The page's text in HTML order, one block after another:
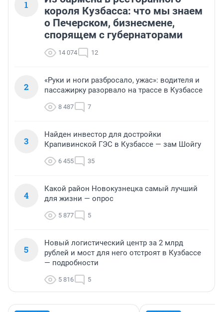
1
короля Кузбасса: что мы знаем
о Печерском, бизнесмене,
спорящем с губернаторами
14 074 12
2
«Руки и ноги разбросало, ужас»: водителя и
пассажирку разорвало на трассе в Кузбассе
8 487 7
3
Найден инвестор для достройки
Крапивинской ГЭС в Кузбассе — зам Шойгу
6 455 35
4
Какой район Новокузнецка самый лучший
для жизни — опрос
5 877 5
5
Новый логистический центр за 2 млрд
рублей и мост для него отстроят в Кузбассе
— подробности
5 816 5